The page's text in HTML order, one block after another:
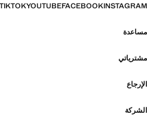
INSTAGRAM
FACEBOOK
YOUTUBE
TIKTOK
مساعدة
مشترياتي
الإرجاع
الشركة